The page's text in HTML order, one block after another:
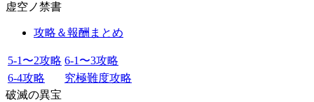
虚空ノ禁書
攻略＆報酬まとめ
5-1〜2攻略 6-1〜3攻略
6-4攻略
究極難度攻略
破滅の異宝